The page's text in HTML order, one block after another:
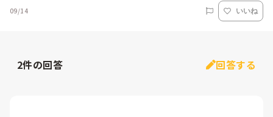
09/14 いいね
2件の回答 回答する